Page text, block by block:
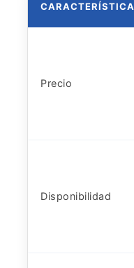
CARACTERÍSTICA
Precio
Disponibilidad